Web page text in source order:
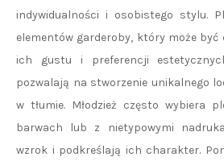
indywidualności i osobistego stylu.
elementów garderoby, który może być
ich gustu i preferencji
pozwalają na stworzenie unikalnego
w tłumie. Młodzież często wybiera
barwach lub z nietypowymi
wzrok i podkreślają ich charakter.